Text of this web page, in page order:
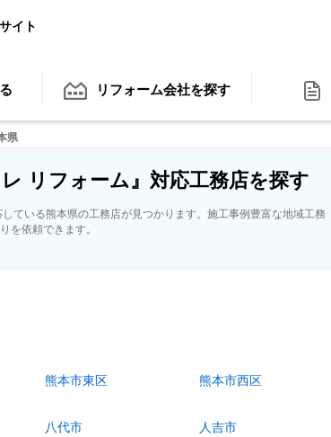
イト
リフォーム会社を探す
県
リフォーム』対応工務店を探す
している熊本県の工務店が見つかります。施工事例豊富な地域工務
を依頼できます。
熊本市東区 熊本市西区
八代市 人吉市